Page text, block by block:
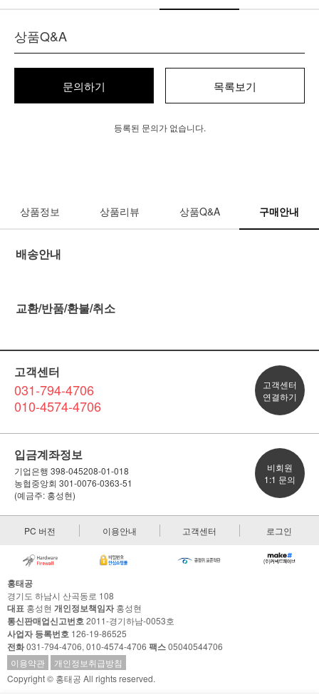
상품Q&A
문의하기 목록보기
등록된 문의가 없습니다.
상품정보 상품리뷰 상품Q&A 구매안내
배송안내
교환/반품/환불/취소
고객센터
031-794-4706
010-4574-4706
고객센터
연결하기
입금계좌정보
기업은행 398-045208-01-018
농협중앙회 301-0076-0363-51
(예금주: 홍성현)
비회원
1:1 문의
PC 버전 이용안내 고객센터 로그인
홍태공
경기도 하남시 산곡동로 108
대표 홍성현 개인정보책임자홍성현
통신판매업신고번호2011-경기하남-0053호
사업자 등록번호 126-19-86525
전화031-794-4706, 010-4574-4706 팩스05040544706
이용약관
개인정보취급방침
Copyright © 홍태공 All rights reserved.